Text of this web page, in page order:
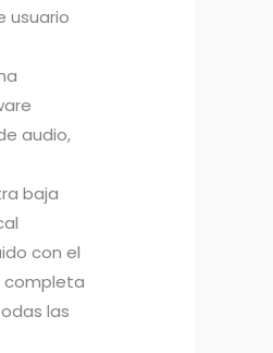
usuario
audio,
baja
con el
completa
las